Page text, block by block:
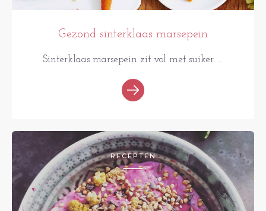
Gezond sinterklaas marsepein
Sinterklaas marsepein zit vol met suiker. ...
RECEPTEN